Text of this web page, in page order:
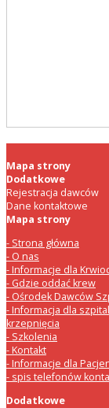
Mapa strony
Dodatkowe
Rejestracja dawców
Dane kontaktowe
Mapa strony
Strona główna
O nas
Informacje dla
Gdzie oddać krew
Ośrodek Dawców
Informacja dla
krzepnięcia
Szkolenia
Kontakt
Informacje dla
spis telefonów
Dodatkowe